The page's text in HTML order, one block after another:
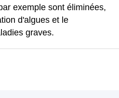
exemple sont éliminées,
d'algues et le
graves.